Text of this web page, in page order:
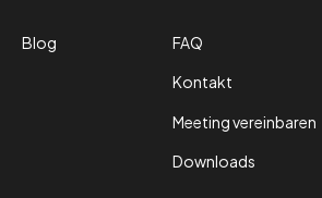
Blog FAQ
Kontakt
Meeting vereinbaren
Downloads